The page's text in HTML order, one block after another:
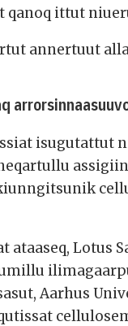
qanoq ittut
annertuut
isugutattut
ataaseq, Lotus
Aarhus